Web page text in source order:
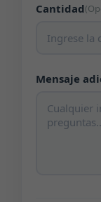
Cantidad
Mensaje